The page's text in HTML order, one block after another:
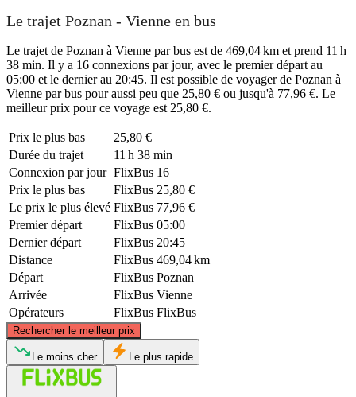
Le trajet Poznan - Vienne en bus
Le trajet de Poznan à Vienne par bus est de 469,04 km et prend 11 h
38 min. Il y a 16 connexions par jour, avec le premier départ au
05:00 et le dernier au 20:45. Il est possible de voyager de Poznan à
Vienne par bus pour aussi peu que 25,80 € ou jusqu'à 77,96 €. Le
meilleur prix pour ce voyage est 25,80 €.
Prix ​​le plus bas
25,80 €
Durée du trajet
11 h 38 min
Connexion par jour FlixBus 16
Prix ​​le plus bas
FlixBus 25,80 €
Le prix le plus élevé FlixBus 77,96 €
Premier départ
FlixBus 05:00
Dernier départ
FlixBus 20:45
Distance
FlixBus 469,04 km
Départ
FlixBus Poznan
Arrivée
FlixBus Vienne
Opérateurs
FlixBus FlixBus
Rechercher le meilleur prix
Poznan
©CARTO
Le moins cher Le plus rapide